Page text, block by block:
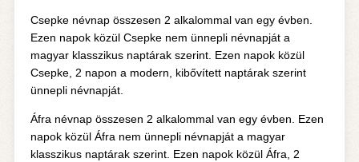
Csepke névnap összesen 2 alkalommal van egy évben.
Ezen napok közül Csepke nem ünnepli névnapját a
magyar klasszikus naptárak szerint. Ezen napok közül
Csepke, 2 napon a modern, kibővített naptárak szerint
ünnepli névnapját.
Áfra névnap összesen 2 alkalommal van egy évben. Ezen
napok közül Áfra nem ünnepli névnapját a magyar
klasszikus naptárak szerint. Ezen napok közül Áfra, 2